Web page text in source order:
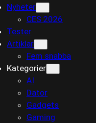
Nyheter
CES 2026
Tester
Artiklar
Fem snabba
Kategorier
AI
Dator
Gadgets
Gaming